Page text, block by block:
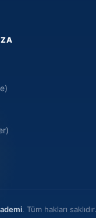
. Tüm hakları saklıdır.